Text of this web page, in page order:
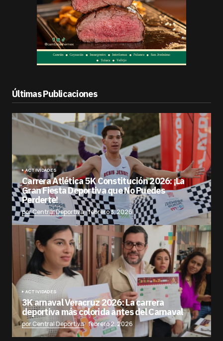
Últimas Publicaciones
ACTIVIDADES
Carrera Atlética 5K Constitución 2026: ¡La
Gran Fiesta Deportiva que No Puedes
Perderte!
por Central Deportiva febrero 3, 2026
ACTIVIDADES
3K arnaval Veracruz 2026: La carrera
deportiva más colorida antes del Carnaval
por Central Deportiva febrero 2, 2026